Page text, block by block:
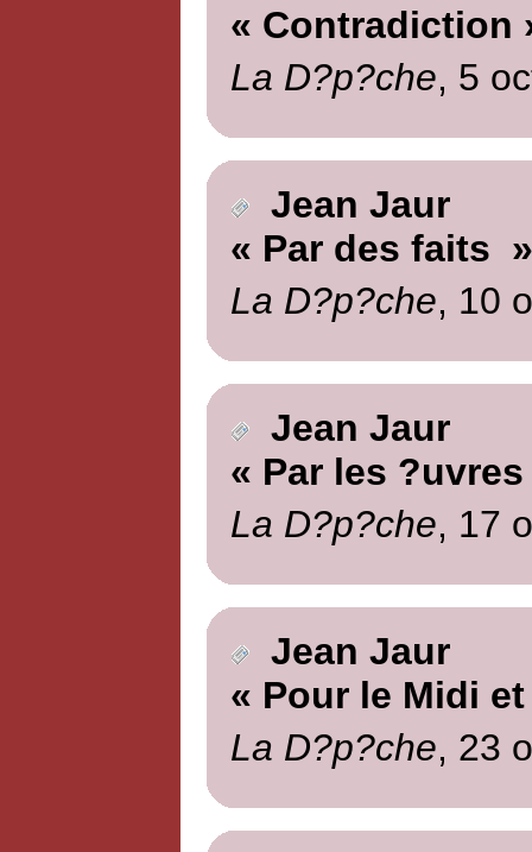
« Contradiction
La D?p?che, 5
Jean Jaur
« Par des faits »
La D?p?che, 10
Jean Jaur
« Par les ?uvres
La D?p?che, 17
Jean Jaur
« Pour le Midi
La D?p?che, 23